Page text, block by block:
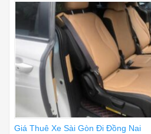
Giá Thuê Xe Sài Gòn Đi Đồng Nai